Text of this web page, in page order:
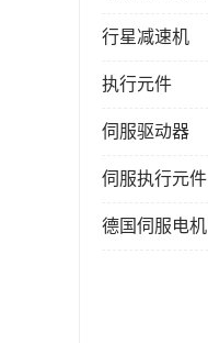
行星减速机
执行元件
伺服驱动器
伺服执行元件
德国伺服电机